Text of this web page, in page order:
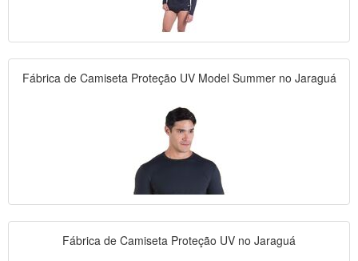
Fábrica de Camiseta Proteção UV Model Summer no Jaraguá
Fábrica de Camiseta Proteção UV no Jaraguá